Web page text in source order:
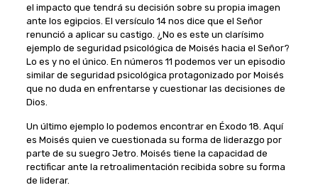
el impacto que tendrá su decisión sobre su propia imagen
ante los egipcios. El versículo 14 nos dice que el Señor
renunció a aplicar su castigo. ¿No es este un clarísimo
ejemplo de seguridad psicológica de Moisés hacia el Señor?
Lo es y no el único. En números 11 podemos ver un episodio
similar de seguridad psicológica protagonizado por Moisés
que no duda en enfrentarse y cuestionar las decisiones de
Dios.
Un último ejemplo lo podemos encontrar en Éxodo 18. Aquí
es Moisés quien ve cuestionada su forma de liderazgo por
parte de su suegro Jetro. Moisés tiene la capacidad de
rectificar ante la retroalimentación recibida sobre su forma
de liderar.